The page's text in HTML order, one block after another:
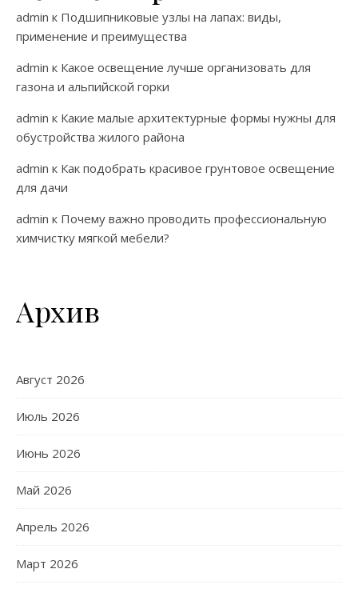
admin к Подшипниковые узлы на лапах: виды,
применение и преимущества
admin к Какое освещение лучше организовать для
газона и альпийской горки
admin к Какие малые архитектурные формы нужны для
обустройства жилого района
admin к Как подобрать красивое грунтовое освещение
для дачи
admin к Почему важно проводить профессиональную
химчистку мягкой мебели?
Архив
Август 2026
Июль 2026
Июнь 2026
Май 2026
Апрель 2026
Март 2026